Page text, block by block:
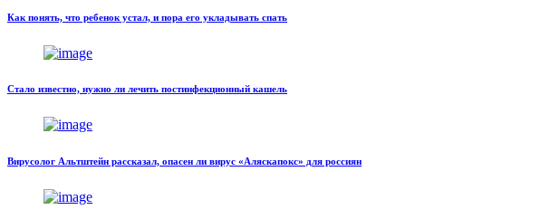
Как понять, что ребенок устал, и пора его укладывать спать
Стало известно, нужно ли лечить постинфекционный кашель
Вирусолог Альтштейн рассказал, опасен ли вирус «Аляскапокс» для россиян